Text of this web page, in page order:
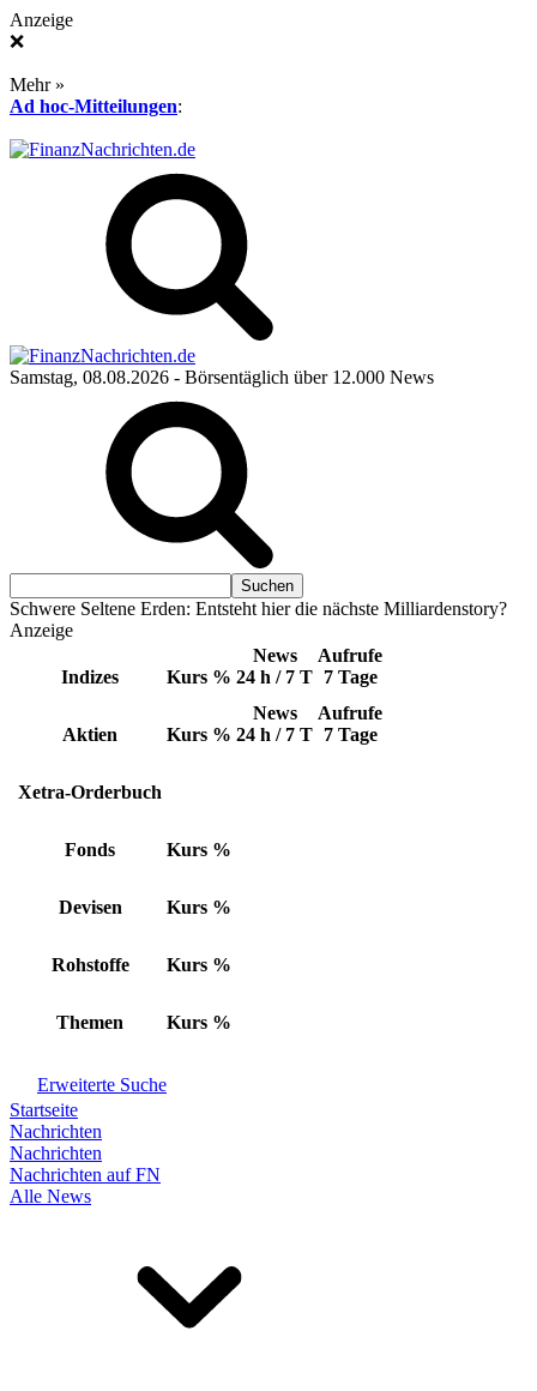
Anzeige
❌
Mehr »
Ad hoc-Mitteilungen:
Samstag, 08.08.2026 - Börsentäglich über 12.000 News
Schwere Seltene Erden: Entsteht hier die nächste Milliardenstory?
Anzeige
Indizes Kurs %
News
24 h / 7 T
Aufrufe
7 Tage
Aktien Kurs %
News
24 h / 7 T
Aufrufe
7 Tage
Xetra-Orderbuch
Fonds Kurs %
Devisen Kurs %
Rohstoffe Kurs %
Themen Kurs %
Erweiterte Suche
Startseite
Nachrichten
Nachrichten
Nachrichten auf FN
Alle News